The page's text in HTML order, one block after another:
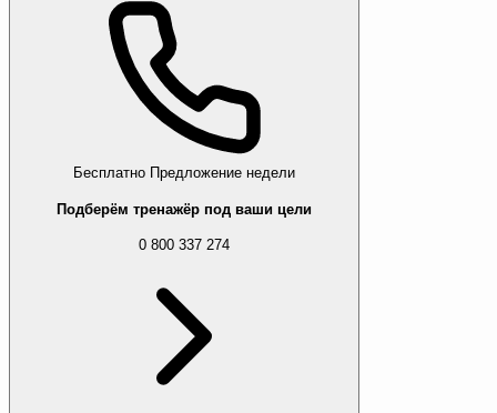
Бесплатно Предложение недели
Подберём тренажёр под ваши цели
0 800 337 274